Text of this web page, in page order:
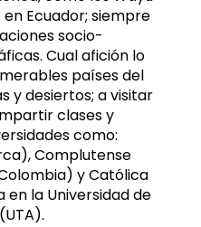
Ecuador; siempre
socio-
Cual afición lo
países del
y desiertos; a visitar
clases y
como:
Complutense
y Católica
en la Universidad de